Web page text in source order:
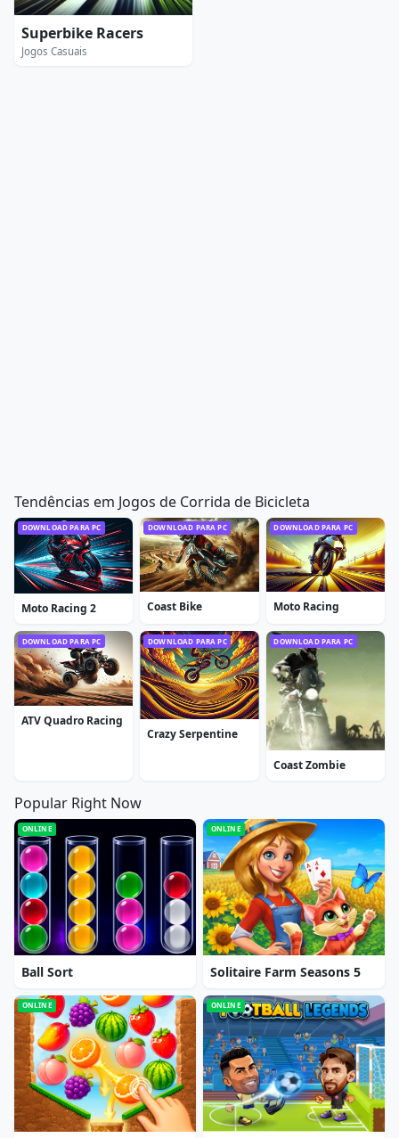
Superbike Racers
Jogos Casuais
Tendências em Jogos de Corrida de Bicicleta
DOWNLOAD PARA PC
Moto Racing 2
DOWNLOAD PARA PC
Coast Bike
DOWNLOAD PARA PC
Moto Racing
DOWNLOAD PARA PC
ATV Quadro Racing
DOWNLOAD PARA PC
Crazy Serpentine
DOWNLOAD PARA PC
Coast Zombie
Popular Right Now
ONLINE
Ball Sort
ONLINE
Solitaire Farm Seasons 5
ONLINE ONLINE